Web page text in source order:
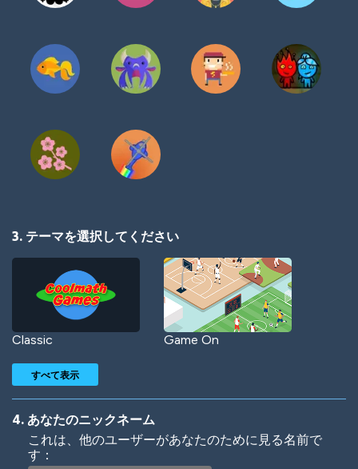
3. テーマを選択してください
Classic Game On
Woof
すべて表示
4. あなたのニックネーム
これは、他のユーザーがあなたのために見る名前で
す：